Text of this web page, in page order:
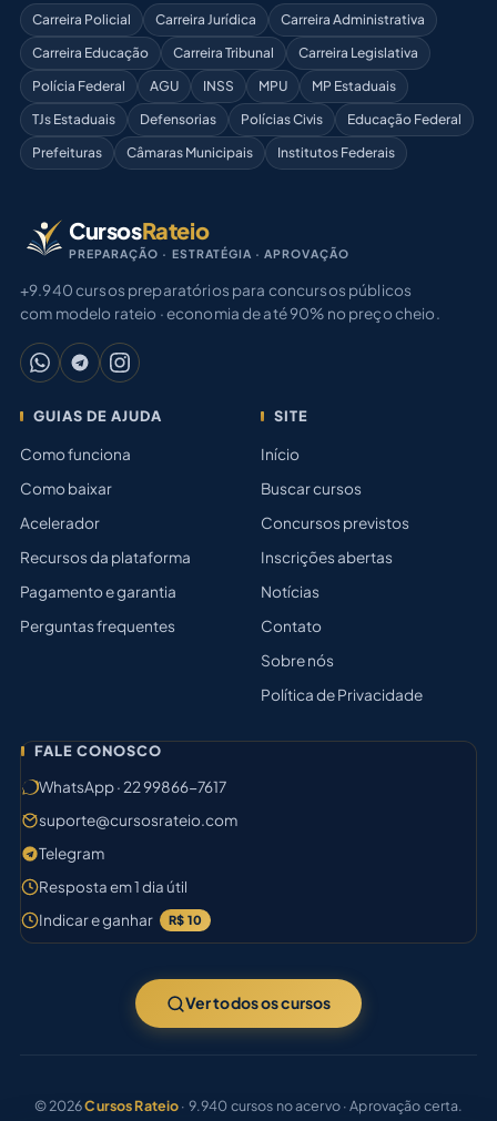
Carreira Policial Carreira Jurídica
Carreira Administrativa
Carreira Educação
Carreira Tribunal
Carreira Legislativa
Polícia Federal
AGU INSS MPU
MP Estaduais
TJs Estaduais
Defensorias Polícias Civis
Educação Federal
Prefeituras
Câmaras Municipais Institutos Federais
CursosRateio
PREPARAÇÃO · ESTRATÉGIA · APROVAÇÃO
+9.940 cursos preparatórios para concursos públicos
com modelo rateio · economia de até 90% no preço cheio.
GUIAS DE AJUDA
Como funciona
Como baixar
Acelerador
Recursos da plataforma
Pagamento e garantia
Perguntas frequentes
SITE
Início
Buscar cursos
Concursos previstos
Inscrições abertas
Notícias
Contato
Sobre nós
Política de Privacidade
FALE CONOSCO
WhatsApp · 22 99866-7617
suporte@cursosrateio.com
Telegram
Resposta em 1 dia útil
Indicar e ganhar
R$ 10
Ver todos os cursos
© 2026Cursos Rateio· 9.940 cursos no acervo · Aprovação certa.